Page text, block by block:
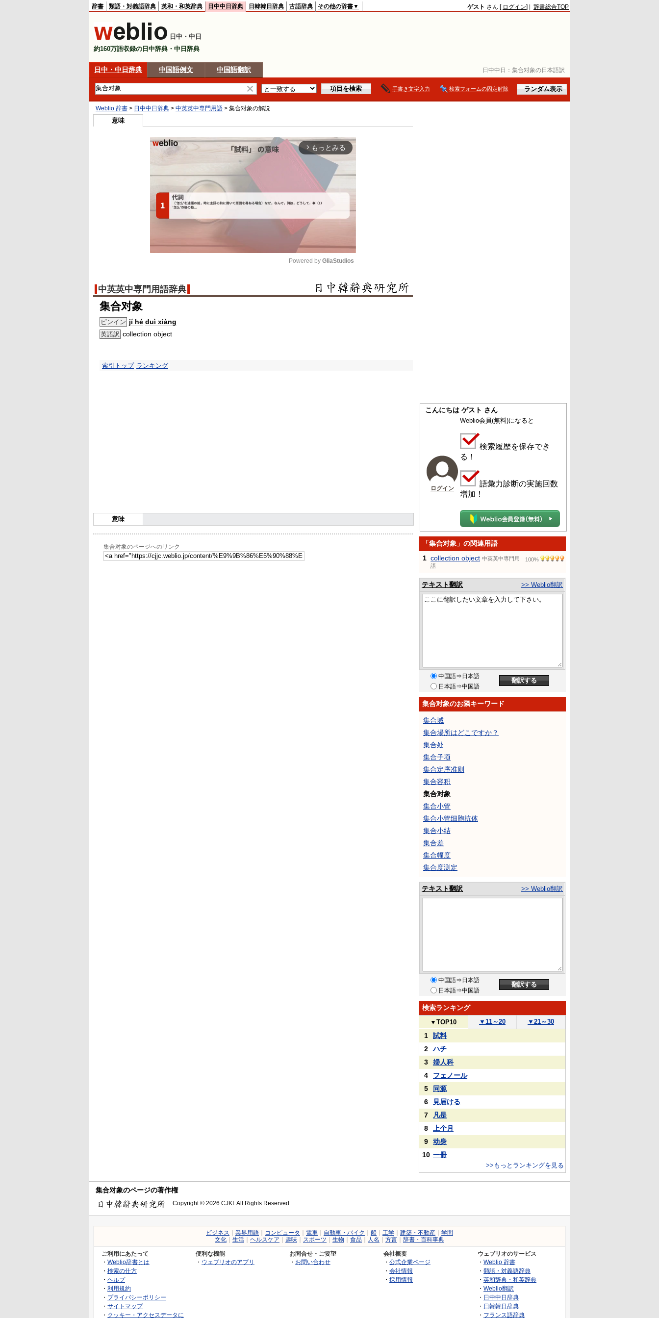
日中中日： 集合对象の日本語訳
辞書 類語・対義語辞典 英和・和英辞典 日中中日辞典 日韓韓日辞典 古語辞典 その他の辞書▼ ゲスト さん [ ログイン] | 辞書総合TOP
日中・中日
約160万語収録の日中辞典・中日辞典
日中・中日辞典 中国語例文 中国語翻訳
手書き文字入力 検索フォームの固定解除
Weblio 辞書 > 日中中日辞典 > 中英英中専門用語 > 集合对象の解説
意味
arrow_forward_ios もっとみる
Mute
Powered by GliaStudios
中英英中専門用語辞典
集合对象
ピンイン jí hé duì xiàng
英語訳 collection object
索引トップ ランキング
意味
集合对象のページへのリンク
こんにちは ゲスト さん
ログイン
Weblio会員(無料)になると
検索履歴を保存でき
る！
語彙力診断の実施回数
増加！
「集合对象」の関連用語
1 collection object 中英英中専門用
語
100%
テキスト翻訳 >> Weblio翻訳
中国語⇒日本語
日本語⇒中国語
集合对象のお隣キーワード
集合域
集合場所はどこですか？
集合处
集合子项
集合定序准则
集合容积
集合对象
集合小管
集合小管细胞抗体
集合小结
集合差
集合幅度
集合度测定
テキスト翻訳 >> Weblio翻訳
中国語⇒日本語
日本語⇒中国語
検索ランキング
▼ TOP10 ▼ 11～20 ▼ 21～30
1
試料
2
ハチ
3
婦人科
4
フェノール
5
同源
6
見届ける
7
凡是
8
上个月
9
动身
10 一冊
>>もっとランキングを見る
集合对象のページの著作権
Copyright © 2026 CJKI. All Rights Reserved
ビジネス 業界用語 コンピュータ 電車 自動車・バイク 船 工学 建築・不動産
学問
文化
生活 ヘルスケア 趣味 スポーツ 生物 食品 人名 方言 辞書・百科事典
ご利用にあたって
・ Weblio辞書とは
・ 検索の仕方
・ ヘルプ
・ 利用規約
・ プライバシーポリシー
・ サイトマップ
・ クッキー・アクセスデータに
便利な機能
・ ウェブリオのアプリ
お問合せ・ご要望
・ お問い合わせ
会社概要
・ 公式企業ページ
・ 会社情報
・ 採用情報
ウェブリオのサービス
・ Weblio 辞書
・ 類語・対義語辞典
・ 英和辞典・和英辞典
・ Weblio翻訳
・ 日中中日辞典
・ 日韓韓日辞典
・ フランス語辞典